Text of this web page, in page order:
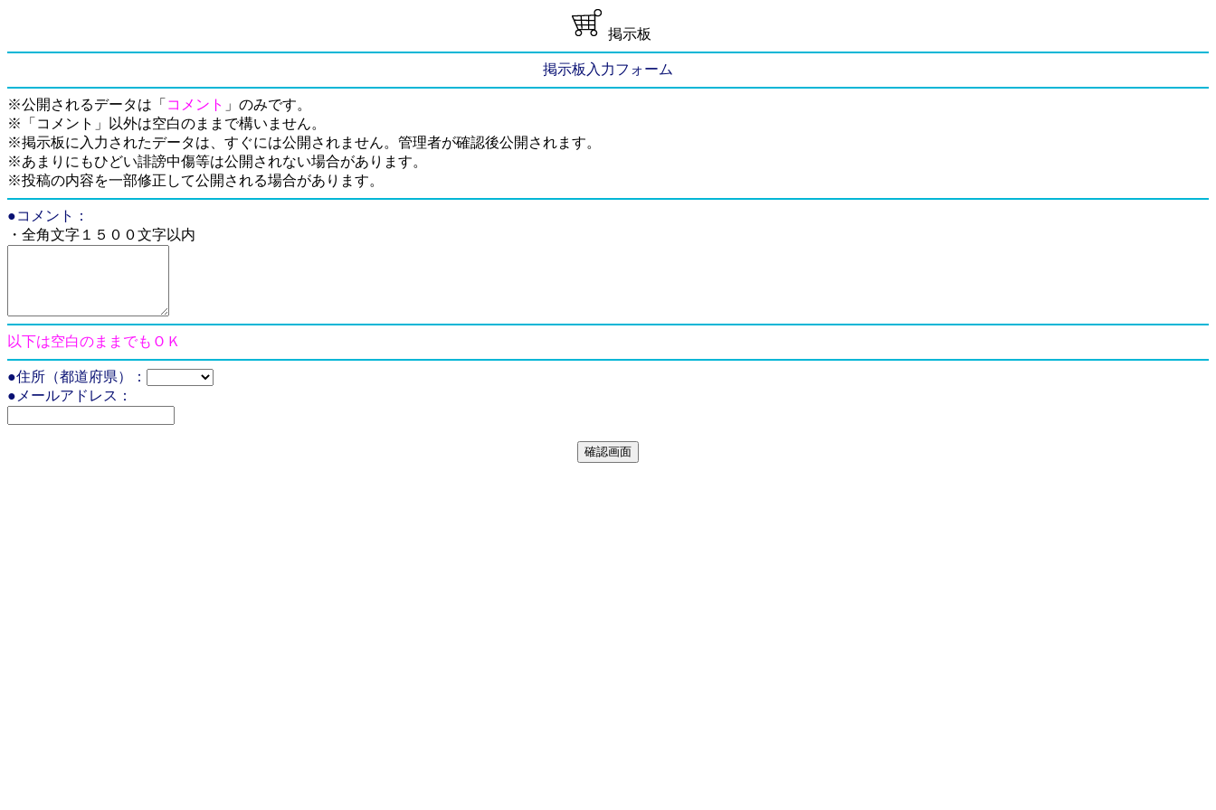
掲示板
掲示板入力フォーム
※公開されるデータは「 コメント 」のみです。
※「コメント」以外は空白のままで構いません。
※掲示板に入力されたデータは、すぐには公開されません。管理者が確認後公開されます。
※あまりにもひどい誹謗中傷等は公開されない場合があります。
※投稿の内容を一部修正して公開される場合があります。
●コメント：
・全角文字１５００文字以内
以下は空白のままでもＯＫ
●住所（都道府県）：
●メールアドレス：